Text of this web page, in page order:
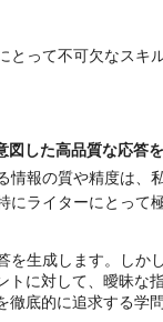
って不可欠なスキ
した高品質な応答
情報の質や精度は、
ライターにとって
生成します。しか
に対して、曖昧な
底的に追求する学